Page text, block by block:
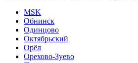
MSK
Обнинск
Одинцово
Октябрьский
Орёл
Орехово-Зуево